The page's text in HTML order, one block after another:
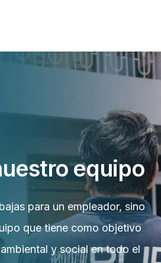
equipo
para un empleador, sino
que tiene como objetivo
y social en todo el